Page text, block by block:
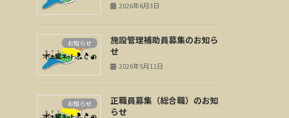
2026年6月3日
お知らせ
施設管理補助員募集のお知ら
せ
2026年5月11日
お知らせ
正職員募集（総合職）のお知
らせ